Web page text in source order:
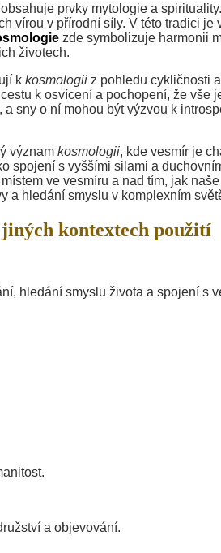
prvky mytologie a
vírou v přírodní síly. V této tradici je
zde symbolizuje harmonii
životech.
k kosmologii z pohledu cykličnosti
k osvícení a pochopení, že vše
sny o ní mohou být výzvou k
význam kosmologii, kde vesmír je
spojení s vyššími silami a
ve vesmíru a nad tím, jak
a hledání smyslu v komplexním
kontextech použití
hledání smyslu života a spojení s
a objevování.